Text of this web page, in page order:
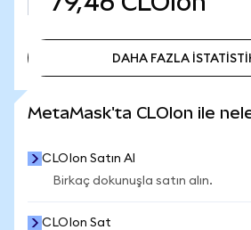
DAHA FAZLA
MetaMask'ta CLOIon ile
CLOIon Satın Al
Birkaç dokunuşla satın alın.
CLOIon Sat